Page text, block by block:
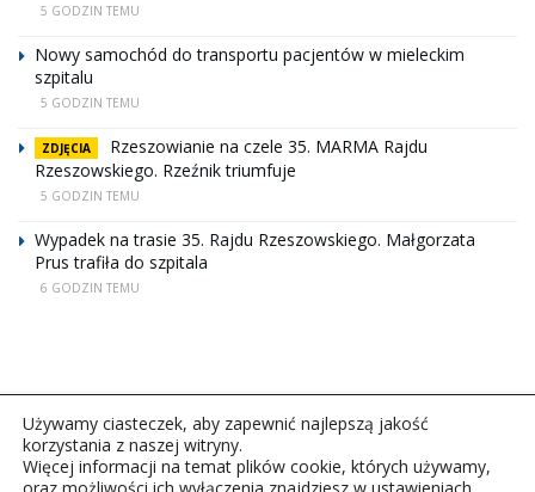
5 GODZIN TEMU
Nowy samochód do transportu pacjentów w mieleckim
szpitalu
5 GODZIN TEMU
ZDJĘCIA
Rzeszowianie na czele 35. MARMA Rajdu
Rzeszowskiego. Rzeźnik triumfuje
5 GODZIN TEMU
Wypadek na trasie 35. Rajdu Rzeszowskiego. Małgorzata
Prus trafiła do szpitala
6 GODZIN TEMU
Używamy ciasteczek, aby zapewnić najlepszą jakość
korzystania z naszej witryny.
Więcej informacji na temat plików cookie, których używamy,